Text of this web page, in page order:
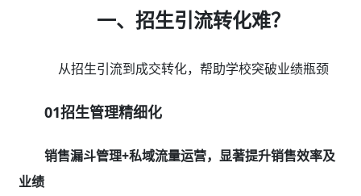
一、招生引流转化难？
从招生引流到成交转化，帮助学校突破业绩瓶颈
01招生管理精细化
销售漏斗管理+私域流量运营，显著提升销售效率及
业绩